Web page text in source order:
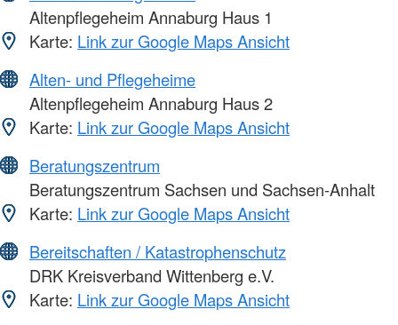
Altenpflegeheim Annaburg Haus 1
Karte: Link zur Google Maps Ansicht
Alten- und Pflegeheime
Altenpflegeheim Annaburg Haus 2
Karte: Link zur Google Maps Ansicht
Beratungszentrum
Beratungszentrum Sachsen und Sachsen-Anhalt
Karte: Link zur Google Maps Ansicht
Bereitschaften / Katastrophenschutz
DRK Kreisverband Wittenberg e.V.
Karte: Link zur Google Maps Ansicht